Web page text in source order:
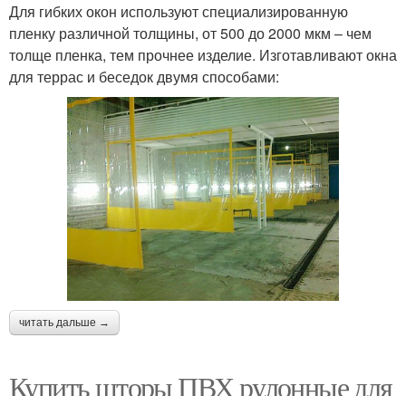
Для гибких окон используют специализированную
пленку различной толщины, от 500 до 2000 мкм – чем
толще пленка, тем прочнее изделие. Изготавливают окна
для террас и беседок двумя способами:
читать дальше →
Купить шторы ПВХ рулонные для